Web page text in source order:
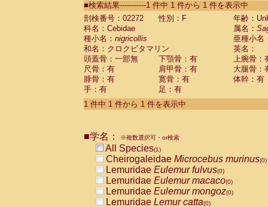
CebidaeSaguinus labiatus(0)
Cebidae Saguinus leucopus (0)
Cebidae
CebidaeSaguinus mystax
CebidaeSaguinus nigricollis (1)
Cebidae Saguinus oedipus
Cebidae Saguinus weddelli
Cebidae Saguinusspp.
Cebidae Aotus trivirgatus
Cebidae Cebus albifrons
CebidaeCebus nigrivittatus
CebidaeCebus
CebidaeSaimiri boliviensis(0)
CebidaeSaimiri sciureus(0)
AtelidaeAlouatta caraya(0)
AtelidaeAlouatta fusca(0)
AtelidaeAlouatta seniculus
■検索結果-----------1 件中 1 件から 1 件を表示中
剖検番号：02272
性別：F
年齢：
科名：Cebidae
属名：
種小名： nigricollis
亜種小名
和名：クロクビタマリン
英名：
頭蓋骨：一部無
下顎骨：有
上腕骨：
尺骨：有
肩甲骨：有
大腿骨：
腓骨：有
寛骨：有
体幹：有
手：有
足：有
1 件中 1 件から 1 件を表示中
■学名： ※複数選択可・or検索
All Species(1)
Cheirogaleidae Microcebus murinus(0)
Lemuridae Eulemur fulvus(0)
Lemuridae Eulemur macaco(0)
Lemuridae Eulemur mongoz(0)
Lemuridae Lemur catta(0)